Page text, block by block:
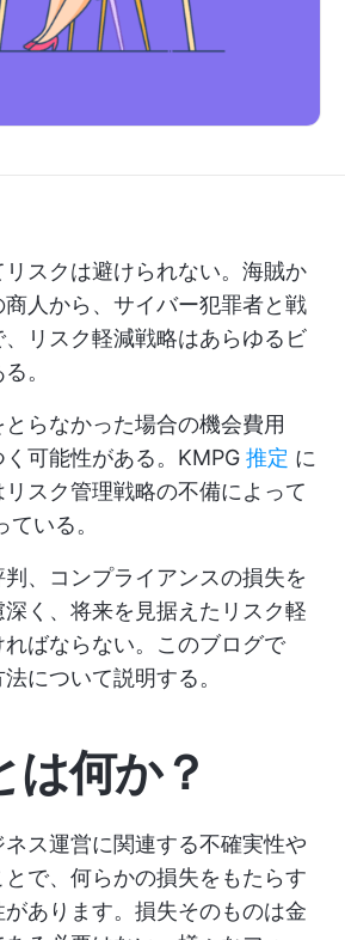
リスクは避けられない。海賊か
商人から、サイバー犯罪者と戦
、リスク軽減戦略はあらゆるビ
。
らなかった場合の機会費用
可能性がある。KMPG 推定 に
スク管理戦略の不備によって
いる。
、コンプライアンスの損失を
く、将来を見据えたリスク軽
ばならない。このブログで
について説明する。
は何か？
ネス運営に関連する不確実性や
で、何らかの損失をもたらす
あります。損失そのものは金